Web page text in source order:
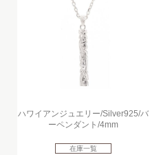
ハワイアンジュエリー/Silver925/バ
ーペンダント/4mm
在庫一覧